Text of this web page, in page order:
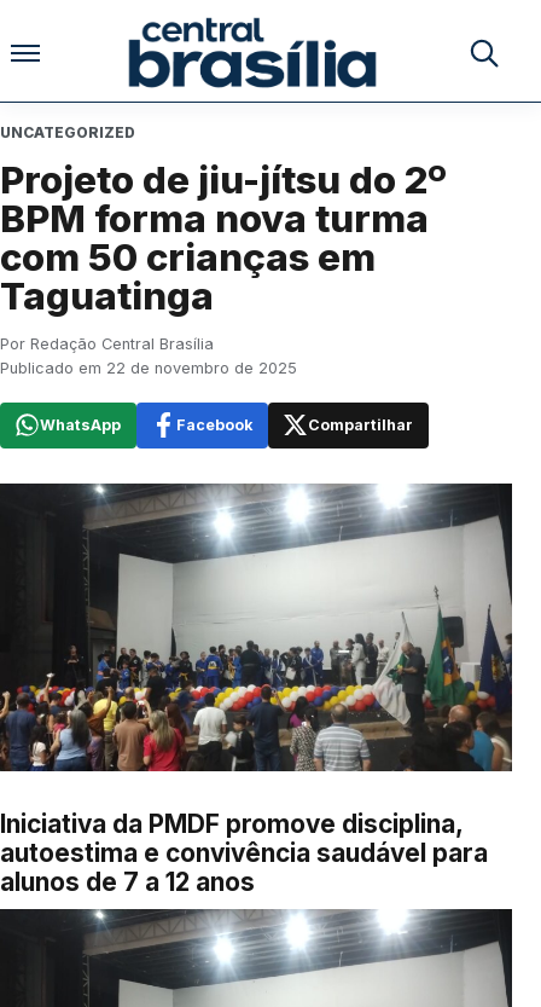
Pular para o conteúdo
Buscar
UNCATEGORIZED
Projeto de jiu-jítsu do 2º
BPM forma nova turma
com 50 crianças em
Taguatinga
Por Redação Central Brasília
Publicado em 22 de novembro de 2025
WhatsApp Facebook Compartilhar
Iniciativa da PMDF promove disciplina,
autoestima e convivência saudável para
alunos de 7 a 12 anos